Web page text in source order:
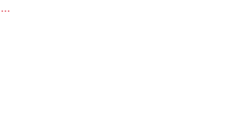
...